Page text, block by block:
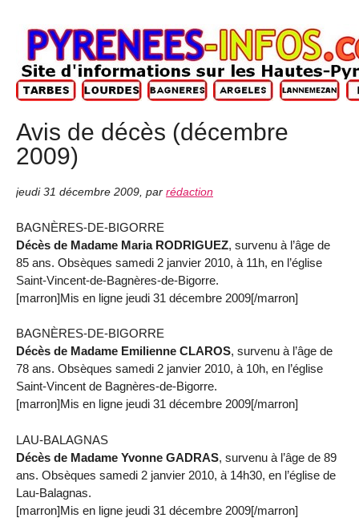
Avis de décès (décembre
2009)
jeudi 31 décembre 2009 par rédaction
BAGNÈRES-DE-BIGORRE
Décès de Madame Maria RODRIGUEZ, survenu à l’âge de
85 ans. Obsèques samedi 2 janvier 2010, à 11h, en l’église
Saint-Vincent-de-Bagnères-de-Bigorre.
[marron]Mis en ligne jeudi 31 décembre 2009[/marron]
BAGNÈRES-DE-BIGORRE
Décès de Madame Emilienne CLAROS, survenu à l’âge de
78 ans. Obsèques samedi 2 janvier 2010, à 10h, en l’église
Saint-Vincent de Bagnères-de-Bigorre.
[marron]Mis en ligne jeudi 31 décembre 2009[/marron]
LAU-BALAGNAS
Décès de Madame Yvonne GADRAS, survenu à l’âge de 89
ans. Obsèques samedi 2 janvier 2010, à 14h30, en l’église de
Lau-Balagnas.
[marron]Mis en ligne jeudi 31 décembre 2009[/marron]